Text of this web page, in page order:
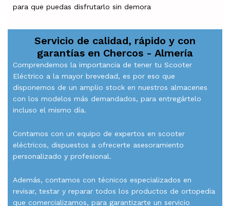
para que puedas disfrutarlo sin demora
Servicio de calidad, rápido y con
garantías en Chercos - Almería
Comprendemos la importancia de tener tu Scooter
Eléctrico a la mayor brevedad, es por eso que
disponemos de un amplio stock en nuestros almacenes
con los modelos más demandados, para entregártelo
incluso el mismo día.
Contamos con un equipo de expertos en scooter
eléctricos, dispuestos a ofrecerte asesoramiento
personalizado y profesional.
Además, contamos con técnicos especializados en
revisar, testar y reparar todos los productos de ortopedia
que comercializamos, para garantizarte un servicio